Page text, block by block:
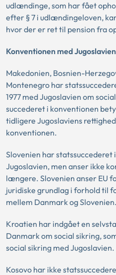
udlændinge, som har fået
efter § 7 i udlændingeloven,
hvor der er ret til pension fra
Konventionen med
Makedonien, Bosnien-
Montenegro har
1977 med Jugoslavien om
succederet i konventionen
tidligere Jugoslaviens
konventionen.
Slovenien har statssuccederet
Jugoslavien, men anser ikke
længere. Slovenien anser EU
juridiske grundlag i forhold til
mellem Danmark og Slovenien.
Kroatien har indgået en
Danmark om social sikring,
social sikring med Jugoslavien.
Kosovo har ikke